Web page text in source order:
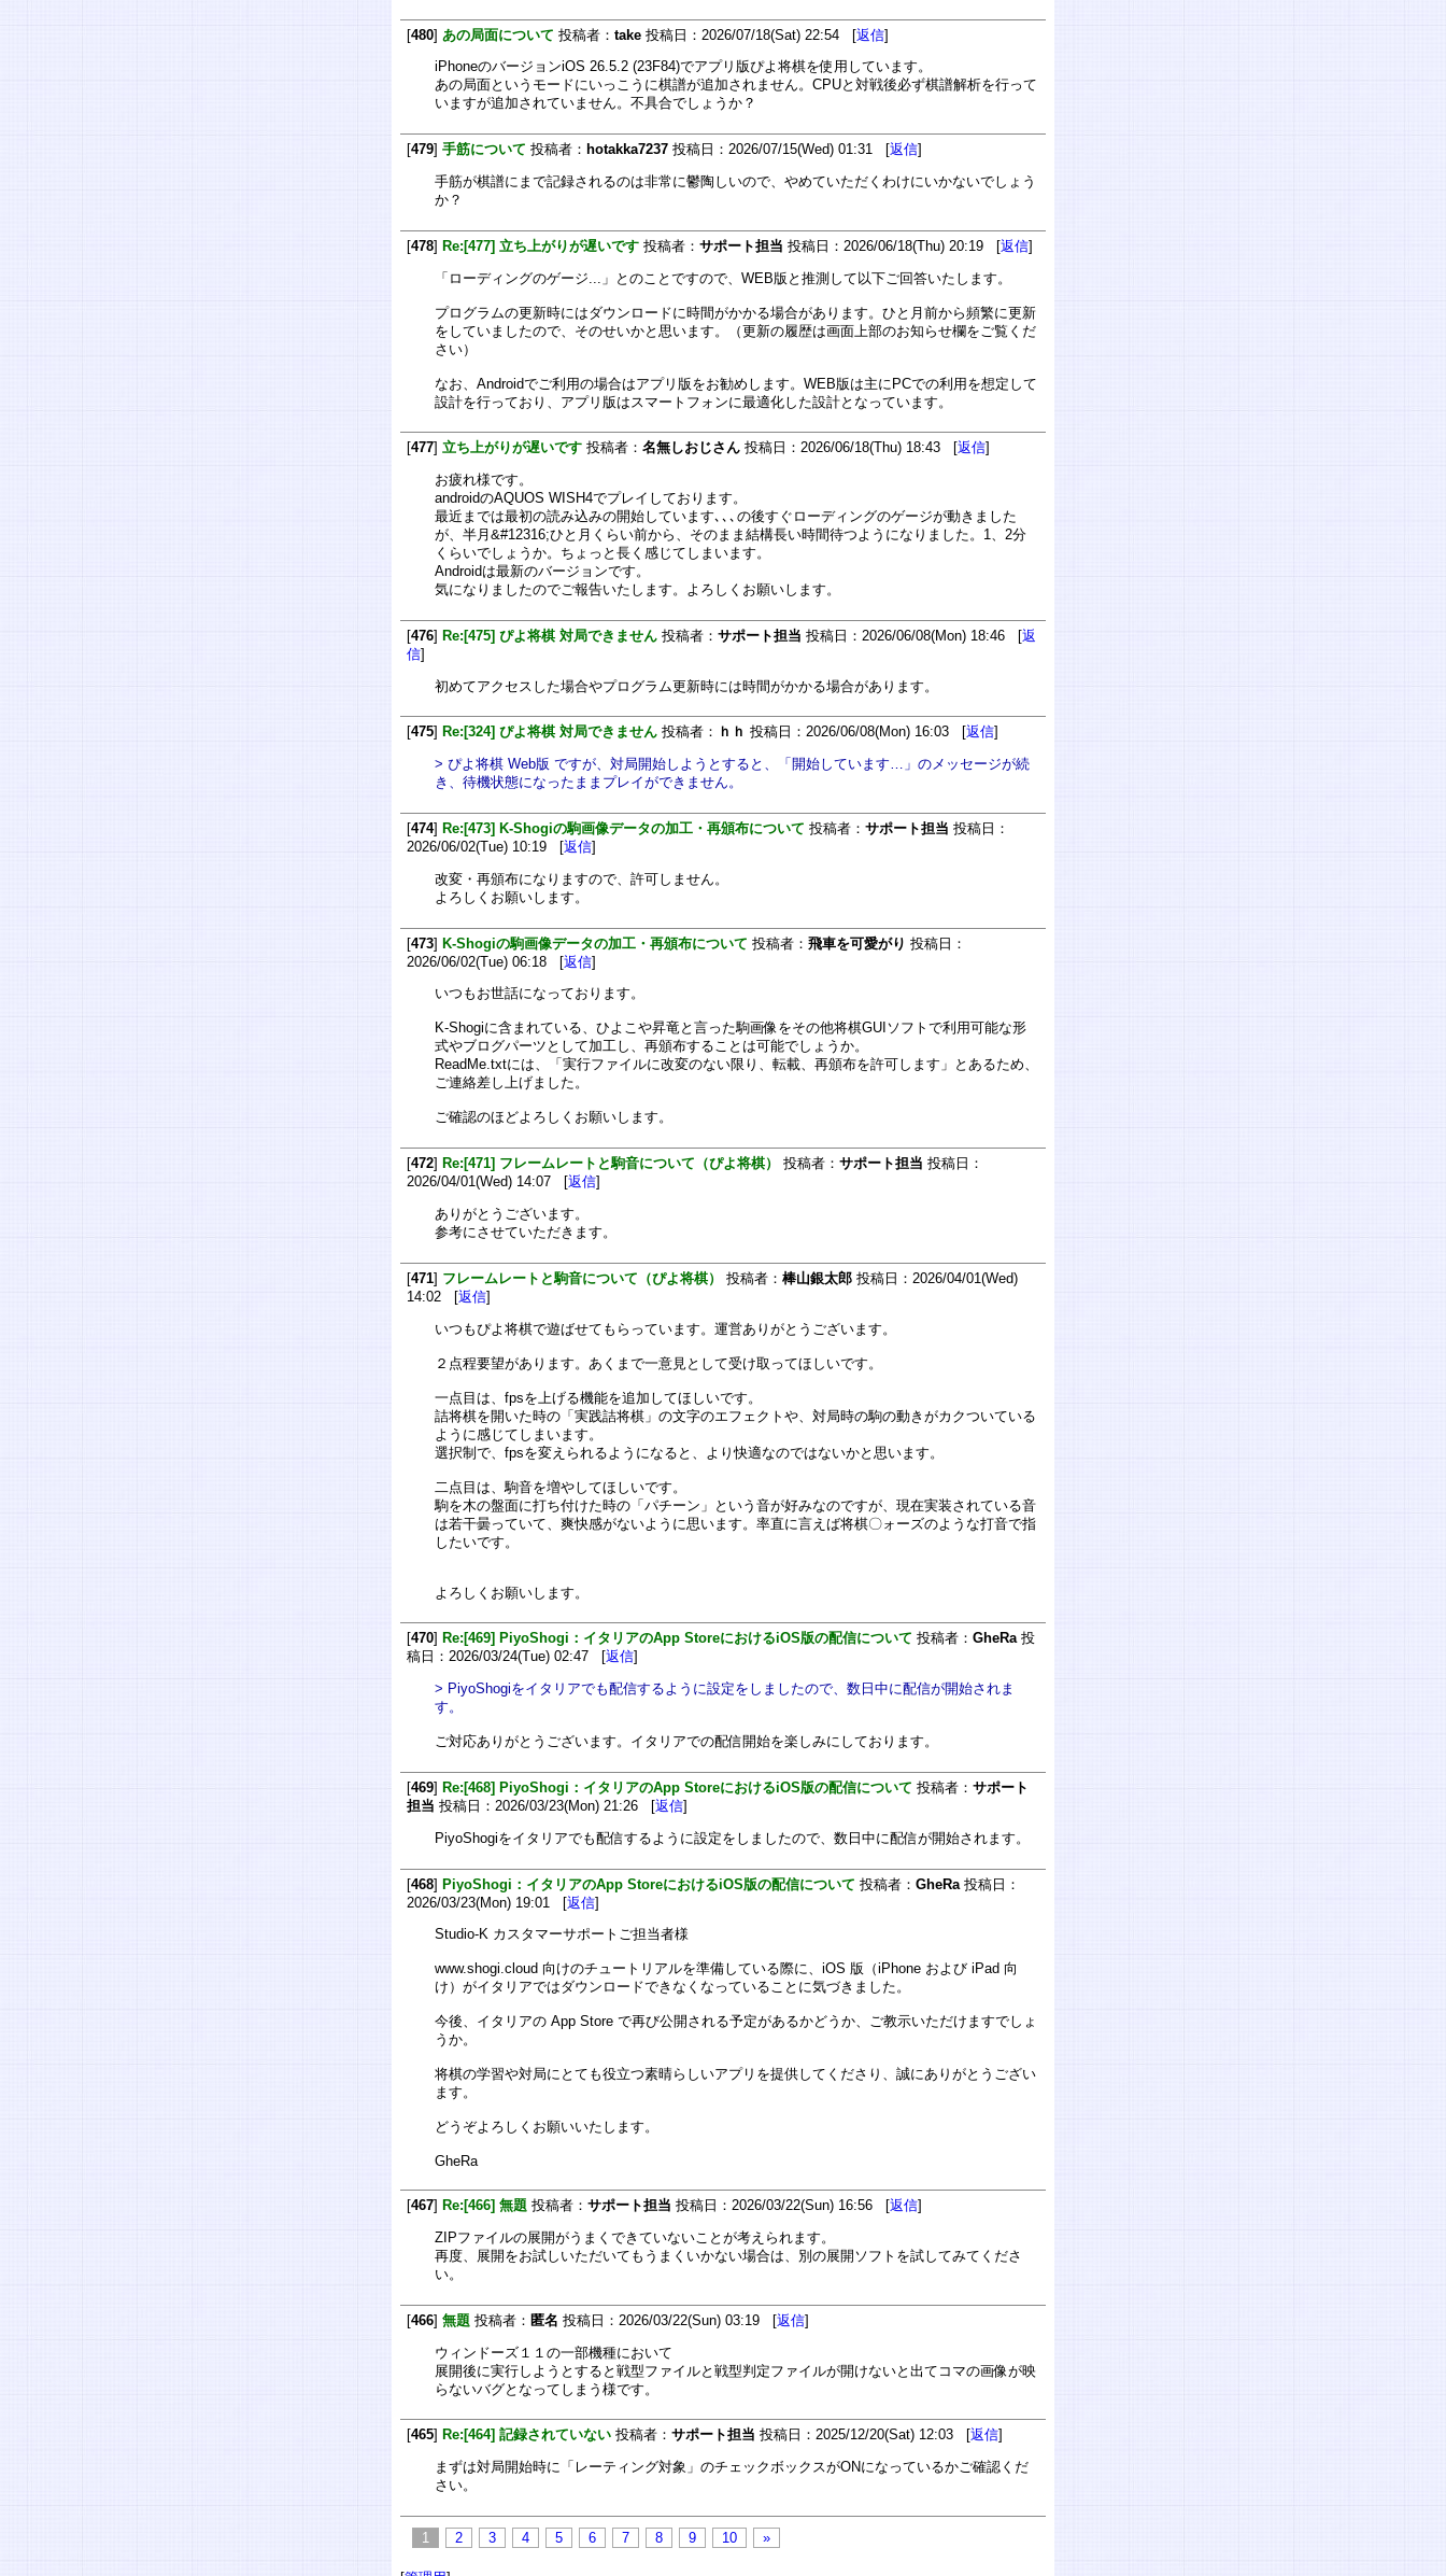
[480] あの局面について 投稿者： take 投稿日：2026/07/18(Sat) 22:54 [返信]
iPhoneのバージョンiOS 26.5.2 (23F84)でアプリ版ぴよ将棋を使用しています。
あの局面というモードにいっこうに棋譜が追加されません。CPUと対戦後必ず棋譜解析を行って
いますが追加されていません。不具合でしょうか？
[479] 手筋について 投稿者： hotakka7237 投稿日：2026/07/15(Wed) 01:31 [返信]
手筋が棋譜にまで記録されるのは非常に鬱陶しいので、やめていただくわけにいかないでしょう
か？
[478] Re:[477] 立ち上がりが遅いです 投稿者： サポート担当 投稿日：2026/06/18(Thu) 20:19 [返信]
「ローディングのゲージ...」とのことですので、WEB版と推測して以下ご回答いたします。
プログラムの更新時にはダウンロードに時間がかかる場合があります。ひと月前から頻繁に更新
をしていましたので、そのせいかと思います。（更新の履歴は画面上部のお知らせ欄をご覧くだ
さい）
なお、Androidでご利用の場合はアプリ版をお勧めします。WEB版は主にPCでの利用を想定して
設計を行っており、アプリ版はスマートフォンに最適化した設計となっています。
[477] 立ち上がりが遅いです 投稿者： 名無しおじさん 投稿日：2026/06/18(Thu) 18:43 [返信]
お疲れ様です。
androidのAQUOS WISH4でプレイしております。
最近までは最初の読み込みの開始しています､､､の後すぐローディングのゲージが動きました
が、半月&#12316;ひと月くらい前から、そのまま結構長い時間待つようになりました。1、2分
くらいでしょうか。ちょっと長く感じてしまいます。
Androidは最新のバージョンです。
気になりましたのでご報告いたします。よろしくお願いします。
[476] Re:[475] ぴよ将棋 対局できません 投稿者： サポート担当 投稿日：2026/06/08(Mon) 18:46 [返
信]
初めてアクセスした場合やプログラム更新時には時間がかかる場合があります。
[475] Re:[324] ぴよ将棋 対局できません 投稿者： ｈｈ 投稿日：2026/06/08(Mon) 16:03 [返信]
> ぴよ将棋 Web版 ですが、対局開始しようとすると、「開始しています…」のメッセージが続
き、待機状態になったままプレイができません。
[474] Re:[473] K-Shogiの駒画像データの加工・再頒布について 投稿者： サポート担当 投稿日：
2026/06/02(Tue) 10:19 [返信]
改変・再頒布になりますので、許可しません。
よろしくお願いします。
[473] K-Shogiの駒画像データの加工・再頒布について 投稿者： 飛車を可愛がり 投稿日：
2026/06/02(Tue) 06:18 [返信]
いつもお世話になっております。
K-Shogiに含まれている、ひよこや昇竜と言った駒画像をその他将棋GUIソフトで利用可能な形
式やブログパーツとして加工し、再頒布することは可能でしょうか。
ReadMe.txtには、「実行ファイルに改変のない限り、転載、再頒布を許可します」とあるため、
ご連絡差し上げました。
ご確認のほどよろしくお願いします。
[472] Re:[471] フレームレートと駒音について（ぴよ将棋） 投稿者： サポート担当 投稿日：
2026/04/01(Wed) 14:07 [返信]
ありがとうございます。
参考にさせていただきます。
[471] フレームレートと駒音について（ぴよ将棋） 投稿者： 棒山銀太郎 投稿日：2026/04/01(Wed)
14:02 [返信]
いつもぴよ将棋で遊ばせてもらっています。運営ありがとうございます。
２点程要望があります。あくまで一意見として受け取ってほしいです。
一点目は、fpsを上げる機能を追加してほしいです。
詰将棋を開いた時の「実践詰将棋」の文字のエフェクトや、対局時の駒の動きがカクついている
ように感じてしまいます。
選択制で、fpsを変えられるようになると、より快適なのではないかと思います。
二点目は、駒音を増やしてほしいです。
駒を木の盤面に打ち付けた時の「パチーン」という音が好みなのですが、現在実装されている音
は若干曇っていて、爽快感がないように思います。率直に言えば将棋〇ォーズのような打音で指
したいです。
よろしくお願いします。
[470] Re:[469] PiyoShogi：イタリアのApp StoreにおけるiOS版の配信について 投稿者： GheRa投
稿日：2026/03/24(Tue) 02:47 [返信]
> PiyoShogiをイタリアでも配信するように設定をしましたので、数日中に配信が開始されま
す。
ご対応ありがとうございます。イタリアでの配信開始を楽しみにしております。
[469] Re:[468] PiyoShogi：イタリアのApp StoreにおけるiOS版の配信について 投稿者： サポート
担当 投稿日：2026/03/23(Mon) 21:26 [返信]
PiyoShogiをイタリアでも配信するように設定をしましたので、数日中に配信が開始されます。
[468] PiyoShogi：イタリアのApp StoreにおけるiOS版の配信について 投稿者： GheRa 投稿日：
2026/03/23(Mon) 19:01 [返信]
Studio-K カスタマーサポートご担当者様
www.shogi.cloud 向けのチュートリアルを準備している際に、iOS 版（iPhone および iPad 向
け）がイタリアではダウンロードできなくなっていることに気づきました。
今後、イタリアの App Store で再び公開される予定があるかどうか、ご教示いただけますでしょ
うか。
将棋の学習や対局にとても役立つ素晴らしいアプリを提供してくださり、誠にありがとうござい
ます。
どうぞよろしくお願いいたします。
GheRa
[467] Re:[466] 無題 投稿者： サポート担当 投稿日：2026/03/22(Sun) 16:56 [返信]
ZIPファイルの展開がうまくできていないことが考えられます。
再度、展開をお試しいただいてもうまくいかない場合は、別の展開ソフトを試してみてくださ
い。
[466] 無題 投稿者： 匿名 投稿日：2026/03/22(Sun) 03:19 [返信]
ウィンドーズ１１の一部機種において
展開後に実行しようとすると戦型ファイルと戦型判定ファイルが開けないと出てコマの画像が映
らないバグとなってしまう様です。
[465] Re:[464] 記録されていない 投稿者： サポート担当 投稿日：2025/12/20(Sat) 12:03 [返信]
まずは対局開始時に「レーティング対象」のチェックボックスがONになっているかご確認くだ
さい。
1 2 3 4 5 6 7 8 9 10 »